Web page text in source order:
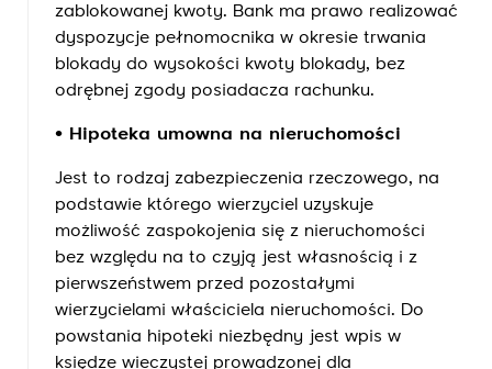
zablokowanej kwoty. Bank ma prawo realizować
dyspozycje pełnomocnika w okresie trwania
blokady do wysokości kwoty blokady, bez
odrębnej zgody posiadacza rachunku.
• Hipoteka umowna na nieruchomości
Jest to rodzaj zabezpieczenia rzeczowego, na
podstawie którego wierzyciel uzyskuje
możliwość zaspokojenia się z nieruchomości
bez względu na to czyją jest własnością i z
pierwszeństwem przed pozostałymi
wierzycielami właściciela nieruchomości. Do
powstania hipoteki niezbędny jest wpis w
księdze wieczystej prowadzonej dla